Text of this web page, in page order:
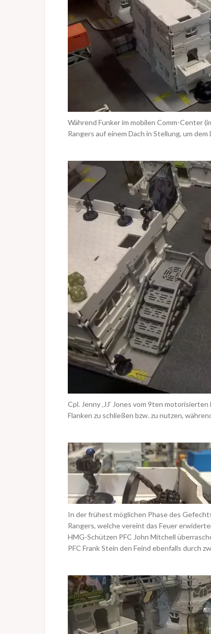
Während Funker im mobilen Comm-Center
Rangers auf einem Dach in Stellung, um
Cpl. Jenny ‚JJ‘ Jones vom 9ten
Flanken zu schließen bzw. zu nutzen,
In der frühest möglichen Phase des
Rangers, welche vereint das Feuer
HMG-Schützen PFC John Mitchell
PFC Frank Stein den Feind ebenfalls durch